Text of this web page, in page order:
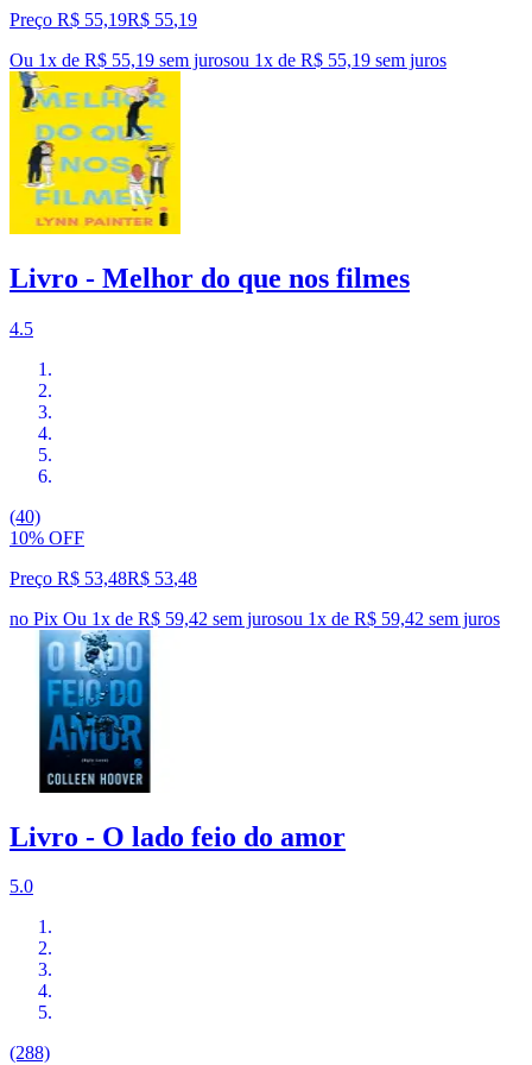
Preço R$ 55,19R$ 55,19
Ou 1x de R$ 55,19 sem jurosou 1x de R$ 55,19 sem juros
Livro - Melhor do que nos filmes
4.5
(40)
10% OFF
Preço R$ 53,48R$ 53,48
no Pix Ou 1x de R$ 59,42 sem jurosou 1x de R$ 59,42 sem juros
Livro - O lado feio do amor
5.0
(288)